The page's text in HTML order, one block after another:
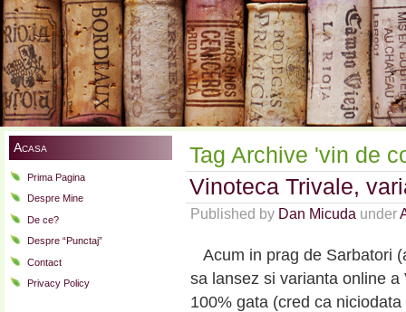
Acasa
Prima Pagina
Despre Mine
De ce?
Despre “Punctaj”
Contact
Privacy Policy
Tag Archive 'vin de
Vinoteca Trivale,
Published by Dan Micuda under
Acum in prag de Sarbatori
sa lansez si varianta online
100% gata (cred ca